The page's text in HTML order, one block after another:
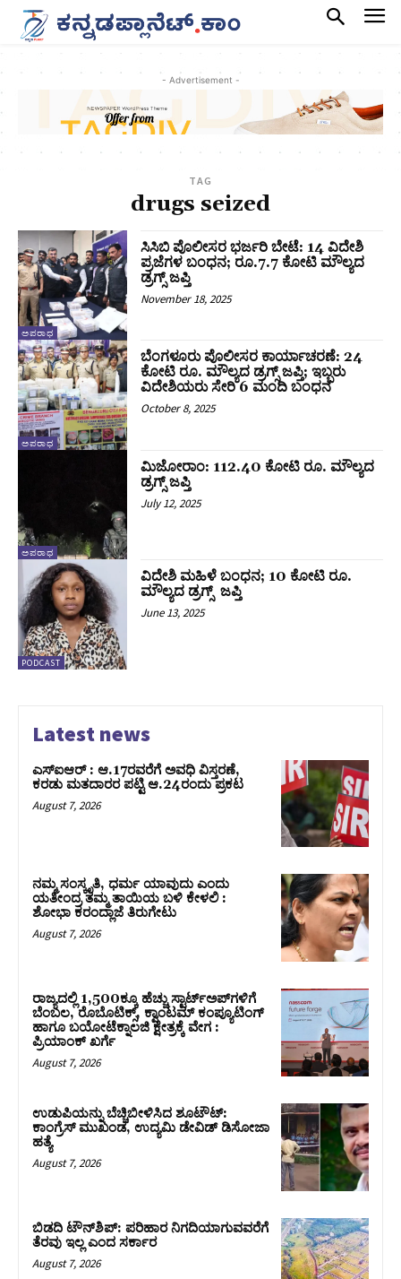
- Advertisement -
TAG
drugs seized
ಅಪರಾಧ
ಸಿಸಿಬಿ ಪೊಲೀಸರ ಭರ್ಜರಿ ಬೇಟೆ: 14 ವಿದೇಶಿ
ಪ್ರಜೆಗಳ ಬಂಧನ; ರೂ.7.7 ಕೋಟಿ ಮೌಲ್ಯದ
ಡ್ರಗ್ಸ್‌ ಜಪ್ತಿ
November 18, 2025
ಅಪರಾಧ
ಬೆಂಗಳೂರು ಪೊಲೀಸರ ಕಾರ್ಯಾಚರಣೆ: 24
ಕೋಟಿ ರೂ. ಮೌಲ್ಯದ ಡ್ರಗ್ಸ್‌ ಜಪ್ತಿ; ಇಬ್ಬರು
ವಿದೇಶಿಯರು ಸೇರಿ 6 ಮಂದಿ ಬಂಧನ
October 8, 2025
ಅಪರಾಧ
ಮಿಜೋರಾಂ: 112.40 ಕೋಟಿ ರೂ. ಮೌಲ್ಯದ
ಡ್ರಗ್ಸ್‌ ಜಪ್ತಿ
July 12, 2025
PODCAST
ವಿದೇಶಿ ಮಹಿಳೆ ಬಂಧನ; 10 ಕೋಟಿ ರೂ.
ಮೌಲ್ಯದ ಡ್ರಗ್ಸ್‌ ಜಪ್ತಿ
June 13, 2025
Latest news
ಎಸ್‌ಐಆರ್‌ : ಆ.17ರವರೆಗೆ ಅವಧಿ ವಿಸ್ತರಣೆ,
ಕರಡು ಮತದಾರರ ಪಟ್ಟಿ ಆ.24ರಂದು ಪ್ರಕಟ
August 7, 2026
ನಮ್ಮ ಸಂಸ್ಕೃತಿ, ಧರ್ಮ ಯಾವುದು ಎಂದು
ಯತೀಂದ್ರ ತಮ್ಮ ತಾಯಿಯ ಬಳಿ ಕೇಳಲಿ :
ಶೋಭಾ ಕರಂದ್ಲಾಜೆ ತಿರುಗೇಟು
August 7, 2026
ರಾಜ್ಯದಲ್ಲಿ 1,500ಕ್ಕೂ ಹೆಚ್ಚು ಸ್ಟಾರ್ಟ್‌ಅಪ್‌ಗಳಿಗೆ
ಬೆಂಬಲ, ರೊಬೊಟಿಕ್ಸ್, ಕ್ವಾಂಟಮ್ ಕಂಪ್ಯೂಟಿಂಗ್
ಹಾಗೂ ಬಯೋಟೆಕ್ನಾಲಜಿ ಕ್ಷೇತ್ರಕ್ಕೆ ವೇಗ :
ಪ್ರಿಯಾಂಕ್‌ ಖರ್ಗೆ
August 7, 2026
ಉಡುಪಿಯನ್ನು ಬೆಚ್ಚಿಬೀಳಿಸಿದ ಶೂಟೌಟ್‌:
ಕಾಂಗ್ರೆಸ್‌ ಮುಖಂಡ, ಉದ್ಯಮಿ ಡೇವಿಡ್ ಡಿಸೋಜಾ
ಹತ್ಯೆ
August 7, 2026
ಬಿಡದಿ ಟೌನ್‌ಶಿಪ್‌: ಪರಿಹಾರ ನಿಗದಿಯಾಗುವವರೆಗೆ
ತೆರವು ಇಲ್ಲ ಎಂದ ಸರ್ಕಾರ
August 7, 2026